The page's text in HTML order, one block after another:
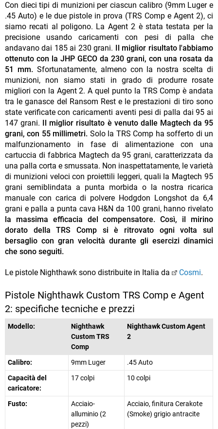
Con dieci tipi di munizioni per ciascun calibro (9mm Luger e
.45 Auto) e le due pistole in prova (TRS Comp e Agent 2), ci
siamo recati al poligono. La Agent 2 è stata testata per la
precisione usando caricamenti con pesi di palla che
andavano dai 185 ai 230 grani. Il miglior risultato l'abbiamo
ottenuto con la JHP GECO da 230 grani, con una rosata da
51 mm.Sfortunatamente, almeno con la nostra scelta di
munizioni, non siamo stati in grado di produrre rosate
migliori con la Agent 2. A quel punto la TRS Comp è andata
tra le ganasce del Ransom Rest e le prestazioni di tiro sono
state verificate con caricamenti aventi pesi di palla dai 95 ai
147 grani. Il miglior risultato è venuto dalle Magtech da 95
grani, con 55 millimetri. Solo la TRS Comp ha sofferto di un
malfunzionamento in fase di alimentazione con una
cartuccia di fabbrica Magtech da 95 grani, caratterizzata da
una palla corta e smussata. Non inaspettatamente, le varietà
di munizioni veloci con proiettili leggeri, quali la Magtech 95
grani semiblindata a punta morbida o la nostra ricarica
manuale con carica di polvere Hodgdon Longshot da 6,4
grani e palla a punta cava H&N da 100 grani, hanno rivelato
la massima efficacia del compensatore. Così, il mirino
dorato della TRS Comp si è ritrovato ogni volta sul
bersaglio con gran velocità durante gli esercizi dinamici
che sono seguiti.
Le pistole Nighthawk sono distribuite in Italia da Cosmi.
Pistole Nighthawk Custom TRS Comp e Agent
2: specifiche tecniche e prezzi
Modello:
Nighthawk
Custom TRS
Comp
Nighthawk Custom Agent
2
Calibro: 9mm Luger
.45 Auto
Capacità del
caricatore:
17 colpi 10 colpi
Fusto:
Acciaio-
alluminio (2
pezzi)
Acciaio, finitura Cerakote
(Smoke) grigio antracite